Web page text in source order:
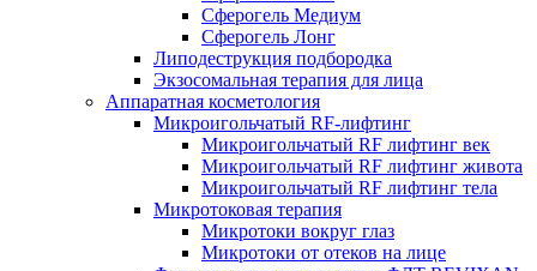
Сферогель Медиум
Сферогель Лонг
Липодеструкция подбородка
Экзосомальная терапия для лица
Аппаратная косметология
Микроигольчатый RF-лифтинг
Микроигольчатый RF лифтинг век
Микроигольчатый RF лифтинг живота
Микроигольчатый RF лифтинг тела
Микротоковая терапия
Микротоки вокруг глаз
Микротоки от отеков на лице